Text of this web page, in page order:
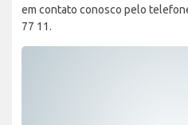
em contato conosco pelo
77 11.